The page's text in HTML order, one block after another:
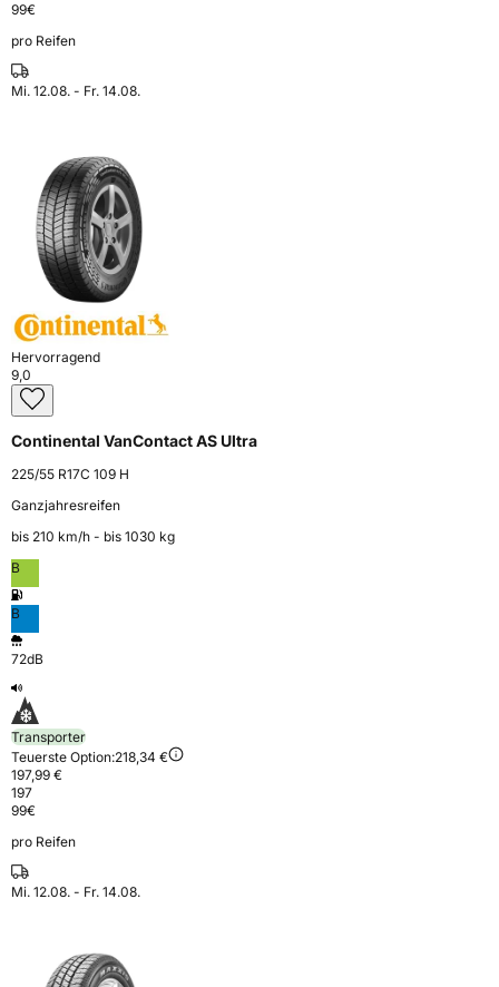
99€
pro Reifen
Mi. 12.08. - Fr. 14.08.
Hervorragend
9,0
Continental VanContact AS Ultra
225/55 R17C 109 H
Ganzjahresreifen
bis 210 km⁠/⁠h - bis 1030 kg
B
B
72dB
Transporter
Teuerste Option:218,34 €
197,99 €
197
99€
pro Reifen
Mi. 12.08. - Fr. 14.08.